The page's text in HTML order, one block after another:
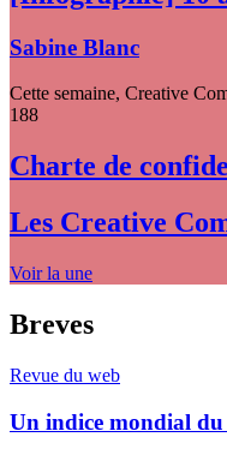
Sabine Blanc
Cette semaine, Creative
188
Charte de
Les Creative
Voir la une
Breves
Revue du web
Un indice mondial